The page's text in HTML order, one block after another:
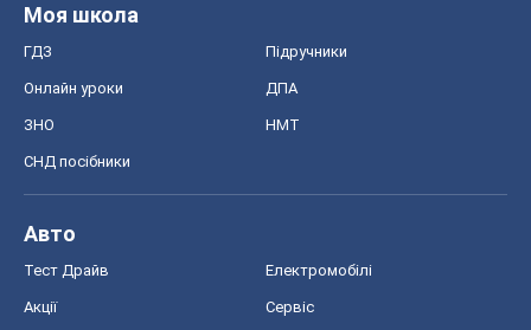
Моя школа
ГДЗ Підручники
Онлайн уроки ДПА
ЗНО НМТ
СНД посібники
Авто
Тест Драйв Електромобілі
Акції Сервіс